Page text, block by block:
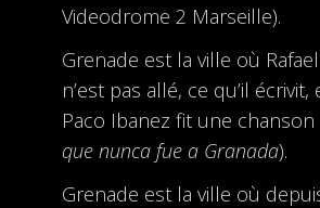
Videodrome 2 Marseille).
Grenade est la ville où
n’est pas allé, ce qu’il
Paco Ibanez fit une chanson
que nunca fue a Granada).
Grenade est la ville où